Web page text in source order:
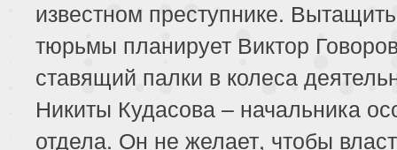
известном преступнике.
тюрьмы планирует Виктор
ставящий палки в колеса
Никиты Кудасова – начальника
отдела. Он не желает, чтобы